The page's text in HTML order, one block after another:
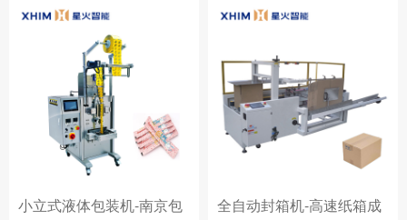
小立式液体包装机-南京包
全自动封箱机-高速纸箱成